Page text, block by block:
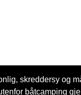
skreddersy og
båtcamping